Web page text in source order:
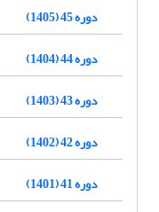
دوره 45 (1405)
دوره 44 (1404)
دوره 43 (1403)
دوره 42 (1402)
دوره 41 (1401)